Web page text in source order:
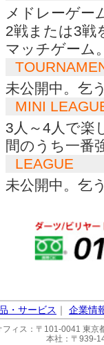
メドレーゲー
2戦または3戦
マッチゲーム
未公開中。乞
MINI
3人～4人で楽
間のうち一番
LEAGUE
未公開中。乞
・サービス ｜ 企業情
フィス：〒101-0041 東京
本社：〒939-